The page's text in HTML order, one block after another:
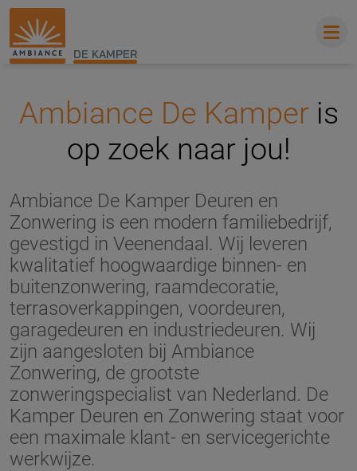
DE KAMPER
Ambiance De Kamper is
op zoek naar jou!
Ambiance De Kamper Deuren en
Zonwering is een modern familiebedrijf,
gevestigd in Veenendaal. Wij leveren
kwalitatief hoogwaardige binnen- en
buitenzonwering, raamdecoratie,
terrasoverkappingen, voordeuren,
garagedeuren en industriedeuren. Wij
zijn aangesloten bij Ambiance
Zonwering, de grootste
zonweringspecialist van Nederland. De
Kamper Deuren en Zonwering staat voor
een maximale klant- en servicegerichte
werkwijze.